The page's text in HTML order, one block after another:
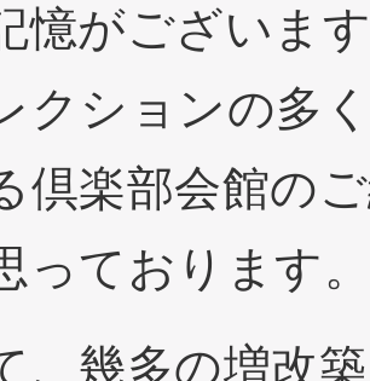
憶がございま
クションの多
倶楽部会館の
っております。
、幾多の増改